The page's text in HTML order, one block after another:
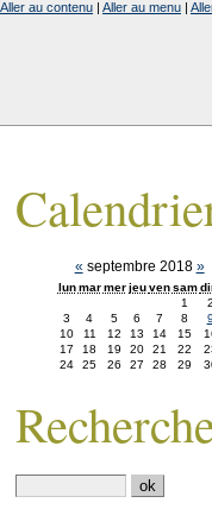
Aller au contenu | Aller au menu |
« septembre 2018 »
lun mar mer jeu ven sam
1
2
3
4 5 6 7 8
9
10
11 12 13 14 15
17
18 19 20 21 22
24
25 26 27 28 29